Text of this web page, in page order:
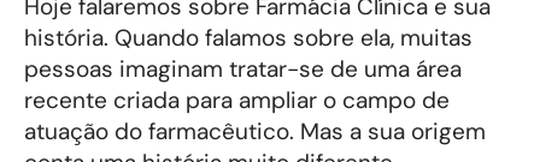
Hoje falaremos sobre Farmácia Clínica e sua
história. Quando falamos sobre ela, muitas
pessoas imaginam tratar-se de uma área
recente criada para ampliar o campo de
atuação do farmacêutico. Mas a sua origem